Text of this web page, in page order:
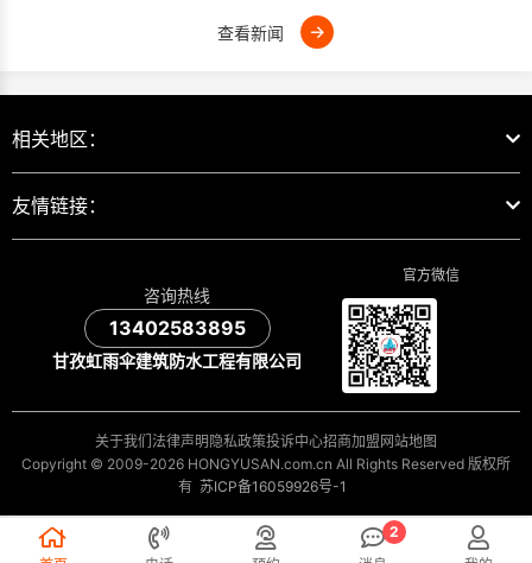
查看新闻 →
相关地区：
友情链接：
咨询热线
13402583895
甘孜虹雨伞建筑防水工程有限公司
官方微信
关于我们 法律声明隐私政策投诉中心招商加盟 网站地图
Copyright © 2009-2026 HONGYUSAN.com.cn All Rights Reserved 版权所
有 苏ICP备16059926号-1